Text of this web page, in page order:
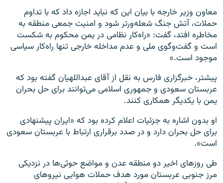
معاون وزیر خارجه با بیان این‌ که نباید اجازه داد که با تداوم
حملات، آتش جنگ شعله‌ورتر شود و امنیت جمعی منطقه به
مخاطره افتد، گفت: «راه‌کار نظامی در یمن محکوم به شکست
است و گفت‌وگوی ملی و عدم مداخله خارجی تنها راه‌کار سیاسی
موجود است.»
پیشتر، خبرگزاری فارس به نقل از آقای عبداللهيان گفته بود که
عربستان سعودی و جمهوری اسلامی می‌توانند برای حل بحران
يمن با يکديگر همکاری کنند.
او بدون اشاره به جزئيات اعلام کرده بود که «ايران پيشنهادی
برای حل بحران دارد و در صدد برقراری ارتباط با عربستان سعودی
است».
طی روزهای اخير دو منطقه عدن و مواضع حوثی‌ها در نزدیکی
مرز جنوبی عربستان مورد هدف حملات هوایی نيروهای